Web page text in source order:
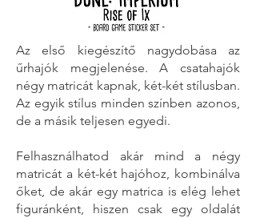
Az első kiegészítő nagydobása az
űrhajók megjelenése. A csatahajók
négy matricát kapnak, két-két stílusban.
Az egyik stílus minden színben azonos,
de a másik teljesen egyedi.
Felhasználhatod akár mind a négy
matricát a két-két hajóhoz, kombinálva
őket, de akár egy matrica is elég lehet
figuránként, hiszen csak egy oldalát